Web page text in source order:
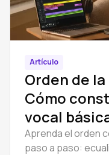
Artículo
Orden de
Cómo
vocal
Aprenda el orden
paso a paso: